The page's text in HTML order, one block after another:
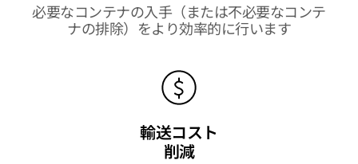
必要なコンテナの入手（または不必要なコンテ
ナの排除）をより効率的に行います
輸送コスト
削減